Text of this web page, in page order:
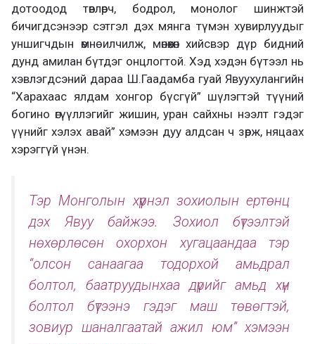
дотоодод төвлөрч, бодрол, монолог шинжтэй
бичигдсэнээр сэтгэл дэх мянга түмэн хувирлуудыг
уншигчдын өмнө илчилж, мөнөөхөн хийсвэр дүр бидний
дунд амилан бүтдэг онцлогтой. Хэд хэдэн бүтээл нь
хэвлэгдсэний дараа Ш.Гаадамба гуай Явуухулангийн
“Харахаас ялдам хонгор бүсгүй” шүлэгтэй түүний
богино өгүүллэгийг жишин, уран сайхны нээлт гэдэг
үүнийг хэлэх авай” хэмээн дуу алдсан ч зөрж, няцаах
хэрэггүй үнэн.
Тэр Монголын хүүрнэл зохиолын ертөнц
дэх Явуу байжээ. Зохиол бүтээлтэй
нөхөрлөсөн охорхон хугацаандаа тэр
“олсон санаагаа тодорхой амьдрал
болтол, баатруудынхаа дүрийг амьд хүн
болтол бүтээнэ гэдэг маш төвөгтэй,
зовиур шаналгаатай ажил юм” хэмээн